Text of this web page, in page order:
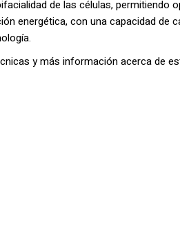
de las células,
energética, con una capacidad de
y más información acerca de